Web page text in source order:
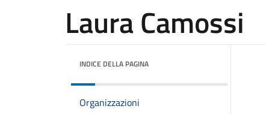
Laura Camossi
INDICE DELLA PAGINA
Organizzazioni